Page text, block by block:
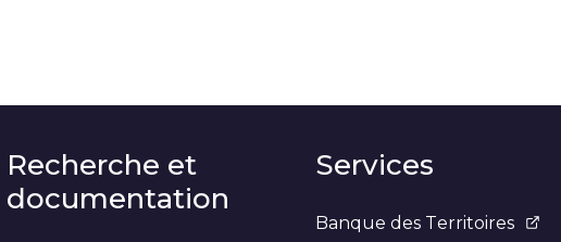
Recherche et
documentation
Services
Banque des Territoires